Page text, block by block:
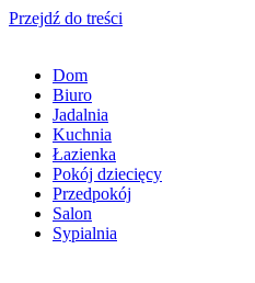
Przejdź do treści
Dom
Biuro
Jadalnia
Kuchnia
Łazienka
Pokój dziecięcy
Przedpokój
Salon
Sypialnia